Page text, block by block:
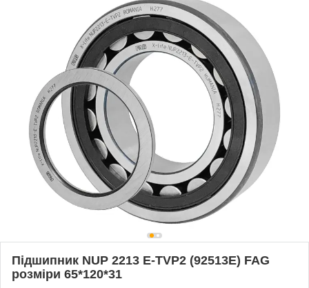
Підшипник NUP 2213 E-TVP2 (92513Е) FAG
розміри 65*120*31